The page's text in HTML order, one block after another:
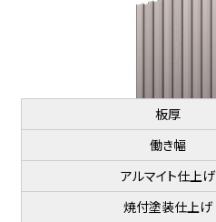
板厚
働き幅
アルマイト仕上げ
焼付塗装仕上げ